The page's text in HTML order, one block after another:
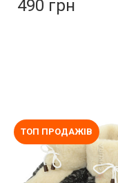
490 грн
ТОП ПРОДАЖІВ